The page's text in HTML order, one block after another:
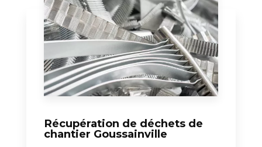
Récupération de déchets de
chantier Goussainville